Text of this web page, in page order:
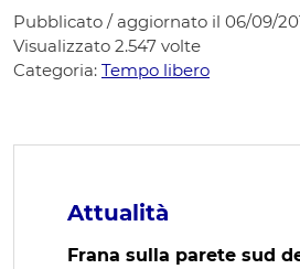
Pubblicato / aggiornato il 06/09/
Visualizzato 2.547 volte
Categoria: Tempo libero
Attualità
Frana sulla parete sud